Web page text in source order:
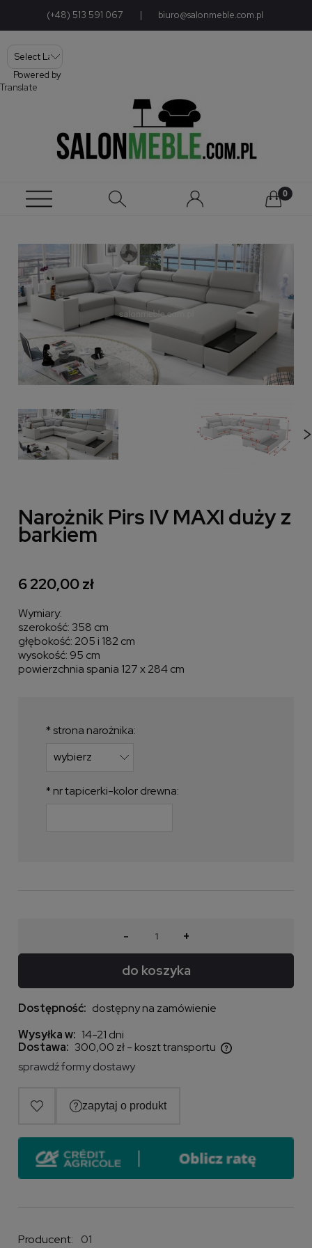
(+48) 513 591 067 | biuro@salonmeble.com.pl
Powered by
Translate
Narożnik Pirs IV MAXI duży z
barkiem
6 220,00 zł
Wymiary:
szerokość: 358 cm
głębokość: 205 i 182 cm
wysokość: 95 cm
powierzchnia spania 127 x 284 cm
* strona narożnika:
* nr tapicerki-kolor drewna:
- +
do koszyka
Dostępność: dostępny na zamówienie
Wysyłka w: 14-21 dni
Dostawa: 300,00 zł- koszt transportu
Cena nie zawiera ewentualnych kosztów płatności
sprawdź formy dostawy
Producent: 01